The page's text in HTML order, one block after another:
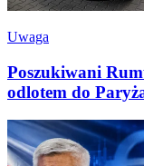
Uwaga
Poszukiwani
odlotem do